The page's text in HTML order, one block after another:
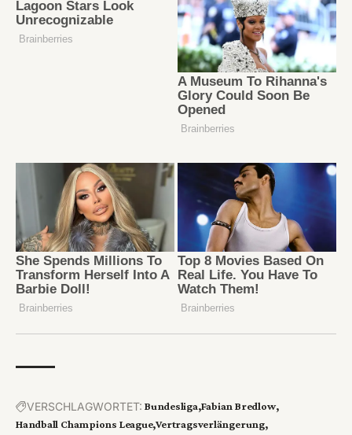
VERSCHLAGWORTET: Bundesliga Fabian Bredlow
Handball Champions League Vertragsverlängerung